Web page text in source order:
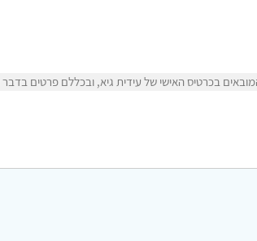
בכרטיס האישי של עידית גיא, ובכללם פרטים